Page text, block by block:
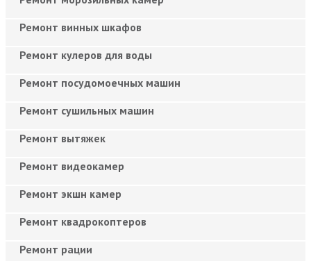
Ремонт винных шкафов
Ремонт кулеров для воды
Ремонт посудомоечных машин
Ремонт сушильных машин
Ремонт вытяжек
Ремонт видеокамер
Ремонт экшн камер
Ремонт квадрокоптеров
Ремонт рации